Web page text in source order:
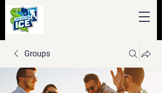
Groups